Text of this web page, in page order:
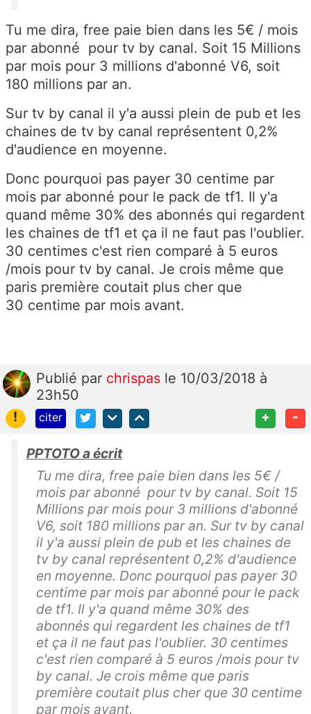
Tu me dira, free paie bien dans les 5€ / mois
par abonné pour tv by canal. Soit 15 Millions
par mois pour 3 millions d'abonné V6, soit
180 millions par an.
Sur tv by canal il y'a aussi plein de pub et les
chaines de tv by canal représentent 0,2%
d'audience en moyenne.
Donc pourquoi pas payer 30 centime par
mois par abonné pour le pack de tf1. Il y'a
quand même 30% des abonnés qui regardent
les chaines de tf1 et ça il ne faut pas l'oublier.
30 centimes c'est rien comparé à 5 euros
/mois pour tv by canal. Je crois même que
paris première coutait plus cher que
30 centime par mois avant.
Publié par chrispas le 10/03/2018 à
23h50
!
citer + -
PPTOTO a écrit
Tu me dira, free paie bien dans les 5€ /
mois par abonné pour tv by canal. Soit 15
Millions par mois pour 3 millions d'abonné
V6, soit 180 millions par an. Sur tv by canal
il y'a aussi plein de pub et les chaines de
tv by canal représentent 0,2% d'audience
en moyenne. Donc pourquoi pas payer 30
centime par mois par abonné pour le pack
de tf1. Il y'a quand même 30% des
abonnés qui regardent les chaines de tf1
et ça il ne faut pas l'oublier. 30 centimes
c'est rien comparé à 5 euros /mois pour tv
by canal. Je crois même que paris
première coutait plus cher que 30 centime
par mois avant.